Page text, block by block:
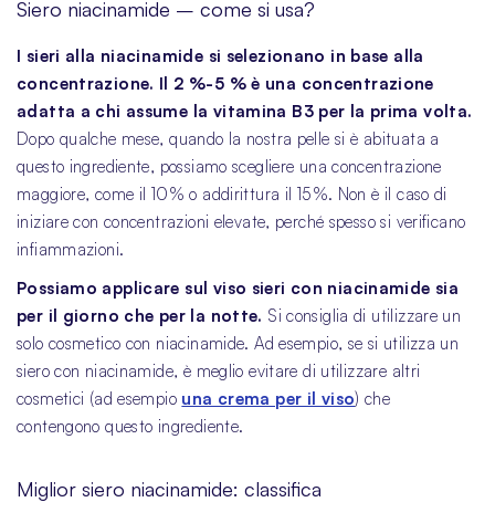
Siero niacinamide – come si usa?
I sieri alla niacinamide si selezionano in base alla
concentrazione. Il 2 %-5 % è una concentrazione
adatta a chi assume la vitamina B3 per la prima volta.
Dopo qualche mese, quando la nostra pelle si è abituata a
questo ingrediente, possiamo scegliere una concentrazione
maggiore, come il 10% o addirittura il 15%. Non è il caso di
iniziare con concentrazioni elevate, perché spesso si verificano
infiammazioni.
Possiamo applicare sul viso sieri con niacinamide sia
per il giorno che per la notte. Si consiglia di utilizzare un
solo cosmetico con niacinamide. Ad esempio, se si utilizza un
siero con niacinamide, è meglio evitare di utilizzare altri
cosmetici (ad esempio una crema per il viso) che
contengono questo ingrediente.
Miglior siero niacinamide: classifica